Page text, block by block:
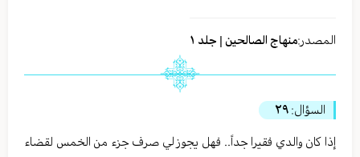
المصدر:منهاج الصالحين | جلد ١
السؤال: ٢٩
إذا كان والدي فقيرا جداً.. فهل يجوز لي صرف جزء من الخمس لقضاء